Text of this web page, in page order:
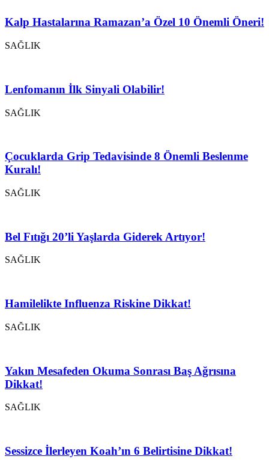
Kalp Hastalarına Ramazan’a Özel 10 Önemli Öneri!
SAĞLIK
Lenfomanın İlk Sinyali Olabilir!
SAĞLIK
Çocuklarda Grip Tedavisinde 8 Önemli Beslenme
Kuralı!
SAĞLIK
Bel Fıtığı 20’li Yaşlarda Giderek Artıyor!
SAĞLIK
Hamilelikte Influenza Riskine Dikkat!
SAĞLIK
Yakın Mesafeden Okuma Sonrası Baş Ağrısına
Dikkat!
SAĞLIK
Sessizce İlerleyen Koah’ın 6 Belirtisine Dikkat!